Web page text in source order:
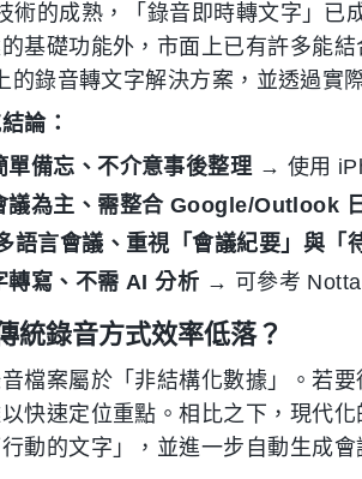
術的成熟，「錄音即時轉文字」已
基礎功能外，市面上已有許多能
的錄音轉文字解決方案，並透過實
論：
單備忘、不介意事後整理→ 使用
議為主、需整合 Google/Outlook
語言會議、重視「會議紀要」與「
轉寫、不需 AI 分析 → 可參考
統錄音方式效率低落？
檔案屬於「非結構化數據」。若
快速定位重點。相比之下，現代
動的文字」，並進一步自動生成